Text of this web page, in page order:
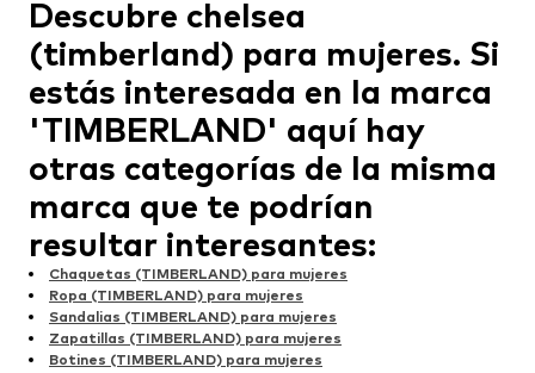
Descubre chelsea
(timberland) para mujeres. Si
estás interesada en la marca
'TIMBERLAND' aquí hay
otras categorías de la misma
marca que te podrían
resultar interesantes:
Chaquetas (TIMBERLAND) para mujeres
Ropa (TIMBERLAND) para mujeres
Sandalias (TIMBERLAND) para mujeres
Zapatillas (TIMBERLAND) para mujeres
Botines (TIMBERLAND) para mujeres